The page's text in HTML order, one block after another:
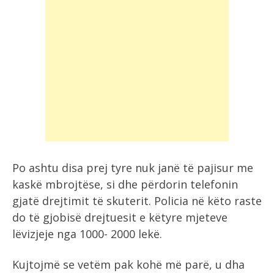
Po ashtu disa prej tyre nuk janë të pajisur me
kaskë mbrojtëse, si dhe përdorin telefonin
gjatë drejtimit të skuterit. Policia në këto raste
do të gjobisë drejtuesit e këtyre mjeteve
lëvizjeje nga 1000- 2000 lekë.
Kujtojmë se vetëm pak kohë më parë, u dha